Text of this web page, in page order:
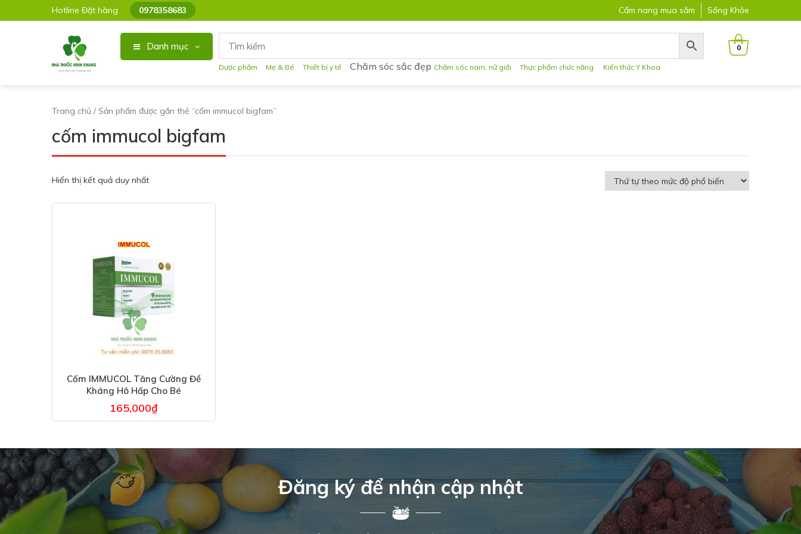
Hotline Đặt hàng 0978358683 Cẩm nang mua sắm Sống Khỏe
Danh mục
Dược phẩm Mẹ & Bé Thiết bị y tế Chăm sóc sắc đẹp Chăm sóc nam, nữ giới Thực phẩm chức năng Kiến thức Y Khoa
0
Trang chủ / Sản phẩm được gắn thẻ “cốm immucol bigfam”
cốm immucol bigfam
Hiển thị kết quả duy nhất
Cốm IMMUCOL Tăng Cường Đề
Kháng Hô Hấp Cho Bé
165,000₫
Đăng ký để nhận cập nhật